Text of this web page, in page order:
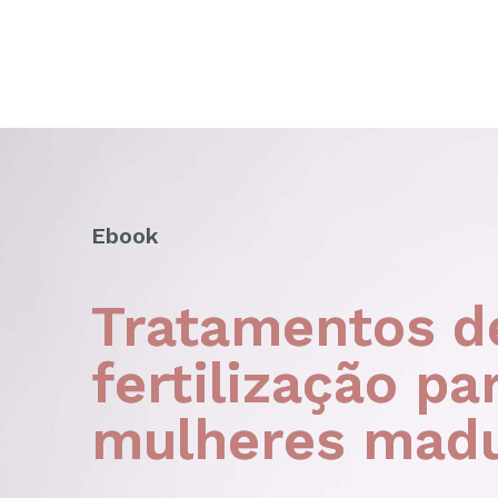
Ebook
Tratamentos
fertilização
mulheres